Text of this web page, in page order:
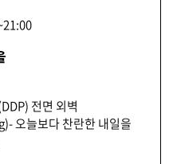
전면 외벽
오늘보다 찬란한 내일을